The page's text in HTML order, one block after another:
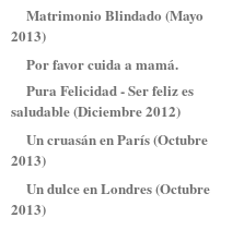
Matrimonio Blindado (Mayo
2013)
Por favor cuida a mamá.
Pura Felicidad - Ser feliz es
saludable (Diciembre 2012)
Un cruasán en París (Octubre
2013)
Un dulce en Londres (Octubre
2013)